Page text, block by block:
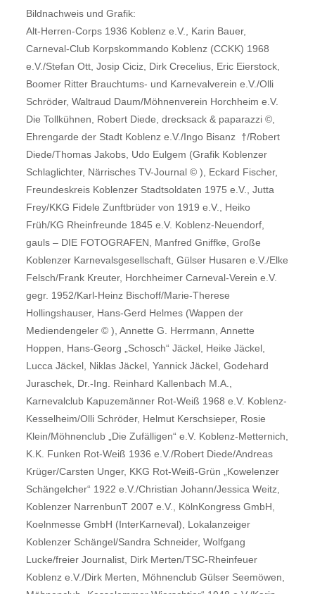
Bildnachweis und Grafik:
Alt-Herren-Corps 1936 Koblenz e.V., Karin Bauer,
Carneval-Club Korpskommando Koblenz (CCKK) 1968
e.V./Stefan Ott, Josip Ciciz, Dirk Crecelius, Eric Eierstock,
Boomer Ritter Brauchtums- und Karnevalverein e.V./Olli
Schröder, Waltraud Daum/Möhnenverein Horchheim e.V.
Die Tollkühnen, Robert Diede, drecksack & paparazzi ©,
Ehrengarde der Stadt Koblenz e.V./Ingo Bisanz †/Robert
Diede/Thomas Jakobs, Udo Eulgem (Grafik Koblenzer
Schlaglichter, Närrisches TV-Journal © ), Eckard Fischer,
Freundeskreis Koblenzer Stadtsoldaten 1975 e.V., Jutta
Frey/KKG Fidele Zunftbrüder von 1919 e.V., Heiko
Früh/KG Rheinfreunde 1845 e.V. Koblenz-Neuendorf,
gauls – DIE FOTOGRAFEN, Manfred Gniffke, Große
Koblenzer Karnevalsgesellschaft, Gülser Husaren e.V./Elke
Felsch/Frank Kreuter, Horchheimer Carneval-Verein e.V.
gegr. 1952/Karl-Heinz Bischoff/Marie-Therese
Hollingshauser, Hans-Gerd Helmes (Wappen der
Mediendengeler © ), Annette G. Herrmann, Annette
Hoppen, Hans-Georg „Schosch“ Jäckel, Heike Jäckel,
Lucca Jäckel, Niklas Jäckel, Yannick Jäckel, Godehard
Juraschek, Dr.-Ing. Reinhard Kallenbach M.A.,
Karnevalclub Kapuzemänner Rot-Weiß 1968 e.V. Koblenz-
Kesselheim/Olli Schröder, Helmut Kerschsieper, Rosie
Klein/Möhnenclub „Die Zufälligen“ e.V. Koblenz-Metternich,
K.K. Funken Rot-Weiß 1936 e.V./Robert Diede/Andreas
Krüger/Carsten Unger, KKG Rot-Weiß-Grün „Kowelenzer
Schängelcher“ 1922 e.V./Christian Johann/Jessica Weitz,
Koblenzer NarrenbunT 2007 e.V., KölnKongress GmbH,
Koelnmesse GmbH (InterKarneval), Lokalanzeiger
Koblenzer Schängel/Sandra Schneider, Wolfgang
Lucke/freier Journalist, Dirk Merten/TSC-Rheinfeuer
Koblenz e.V./Dirk Merten, Möhnenclub Gülser Seemöwen,